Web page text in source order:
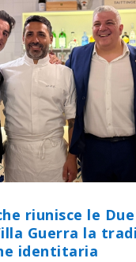
riunisce le
Guerra la
identitaria